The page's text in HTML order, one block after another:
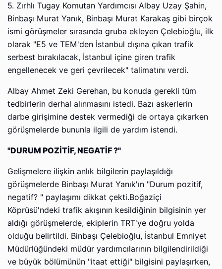
5. Zırhlı Tugay Komutan Yardımcısı Albay Uzay Şahin,
Binbaşı Murat Yanık, Binbaşı Murat Karakaş gibi birçok
ismi görüşmeler sırasında gruba ekleyen Çelebioğlu, ilk
olarak "E5 ve TEM'den İstanbul dışına çıkan trafik
serbest bırakılacak, İstanbul içine giren trafik
engellenecek ve geri çevrilecek" talimatını verdi.
Albay Ahmet Zeki Gerehan, bu konuda gerekli tüm
tedbirlerin derhal alınmasını istedi. Bazı askerlerin
darbe girişimine destek vermediği de ortaya çıkarken
görüşmelerde bununla ilgili de yardım istendi.
"DURUM POZİTİF, NEGATİF ?"
Gelişmelere ilişkin anlık bilgilerin paylaşıldığı
görüşmelerde Binbaşı Murat Yanık'ın "Durum pozitif,
negatif? " paylaşımı dikkat çekti.Boğaziçi
Köprüsü'ndeki trafik akışının kesildiğinin bilgisinin yer
aldığı görüşmelerde, ekiplerin TRT'ye doğru yolda
olduğu belirtildi. Binbaşı Çelebioğlu, İstanbul Emniyet
Müdürlüğündeki müdür yardımcılarının bilgilendirildiği
ve büyük bölümünün "itaat ettiği" bilgisini paylaşırken,